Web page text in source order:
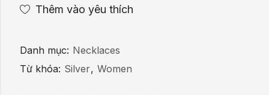
Thêm vào yêu thích
Danh mục: Necklaces
Từ khóa: Silver, Women